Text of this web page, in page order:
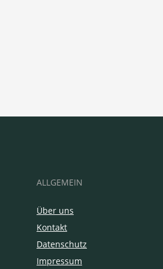
ALLGEMEIN
Über uns
Kontakt
Datenschutz
Impressum